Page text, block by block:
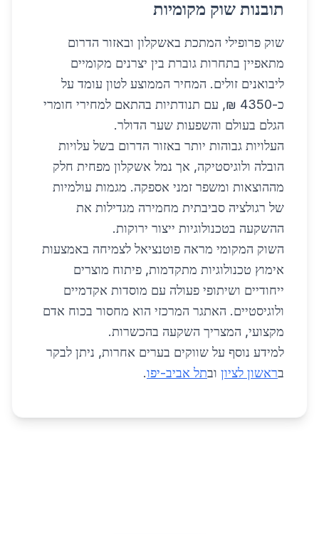
תובנות שוק מקומיות
שוק פרופילי המתכת באשקלון ובאזור הדרום
מתאפיין בתחרות גוברת בין יצרנים מקומיים
ליבואנים זולים. המחיר הממוצע לטון עומד על
כ-4350 ₪, עם תנודתיות בהתאם למחירי חומרי
הגלם בעולם והשפעות שער הדולר.
העלויות גבוהות יותר באזור הדרום בשל עלויות
הובלה ולוגיסטיקה, אך נמל אשקלון מפחית חלק
מההוצאות ומשפר זמני אספקה. מגמות עולמיות
של רגולציה סביבתית מחמירה מגדילות את
ההשקעה בטכנולוגיות ייצור ירוקות.
השוק המקומי מראה פוטנציאל לצמיחה באמצעות
אימוץ טכנולוגיות מתקדמות, פיתוח מוצרים
ייחודיים ושיתופי פעולה עם מוסדות אקדמיים
ולוגיסטיים. האתגר המרכזי הוא מחסור בכוח אדם
מקצועי, המצריך השקעה בהכשרות.
למידע נוסף על שווקים בערים אחרות, ניתן לבקר
בראשון לציון ובתל אביב-יפו.